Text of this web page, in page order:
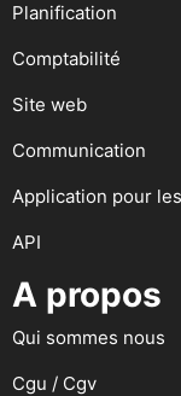
Planification
Comptabilité
Site web
Communication
Application pour
API
A propos
Qui sommes nous
Cgu / Cgv